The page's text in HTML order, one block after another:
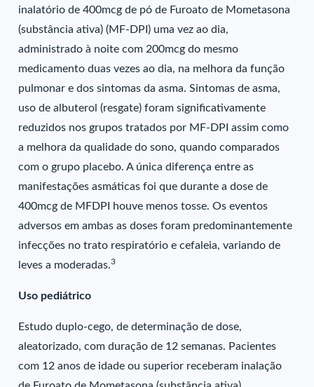
inalatório de 400mcg de pó de Furoato de Mometasona
(substância ativa) (MF-DPI) uma vez ao dia,
administrado à noite com 200mcg do mesmo
medicamento duas vezes ao dia, na melhora da função
pulmonar e dos sintomas da asma. Sintomas de asma,
uso de albuterol (resgate) foram significativamente
reduzidos nos grupos tratados por MF-DPI assim como
a melhora da qualidade do sono, quando comparados
com o grupo placebo. A única diferença entre as
manifestações asmáticas foi que durante a dose de
400mcg de MFDPI houve menos tosse. Os eventos
adversos em ambas as doses foram predominantemente
infecções no trato respiratório e cefaleia, variando de
leves a moderadas.3
Uso pediátrico
Estudo duplo-cego, de determinação de dose,
aleatorizado, com duração de 12 semanas. Pacientes
com 12 anos de idade ou superior receberam inalação